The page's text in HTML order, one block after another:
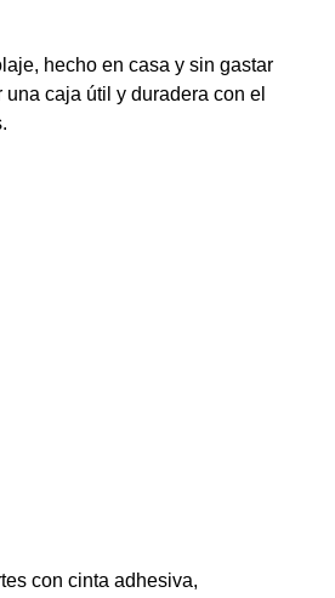
hecho en casa y sin gastar
caja útil y duradera con el
con cinta adhesiva,